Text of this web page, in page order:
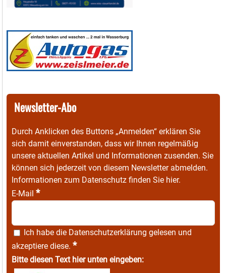
Newsletter-Abo
Durch Anklicken des Buttons „Anmelden“ erklären Sie
sich damit einverstanden, dass wir Ihnen regelmäßig
unsere aktuellen Artikel und Informationen zusenden. Sie
können sich jederzeit von diesem Newsletter abmelden.
Informationen zum Datenschutz finden Sie hier.
E-Mail *
Ich habe die Datenschutzerklärung gelesen und
akzeptiere diese. *
Bitte diesen Text hier unten eingeben: